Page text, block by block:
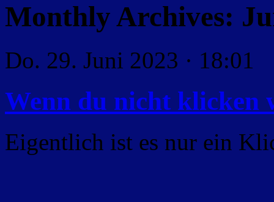
Monthly Archives:
Do. 29. Juni 2023 · 18:01
Wenn du nicht
Eigentlich ist es nur ein